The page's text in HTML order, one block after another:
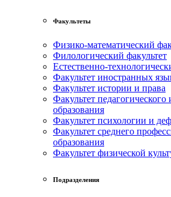
Факультеты
Физико-математический
Филологический факультет
Естественно-
Факультет иностранных
Факультет истории и права
Факультет
образования
Факультет психологии и
Факультет среднего
образования
Факультет физической
Подразделения